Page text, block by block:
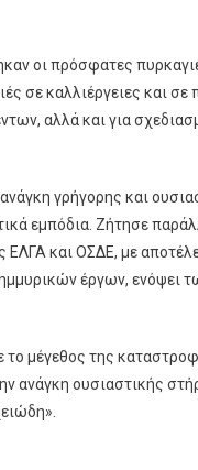
οι πρόσφατες
σε καλλιέργειες και σε
αλλά και για
γρήγορης και
εμπόδια. Ζήτησε
και ΟΣΔΕ, με
έργων, ενόψει
μέγεθος της
ανάγκη ουσιαστικής